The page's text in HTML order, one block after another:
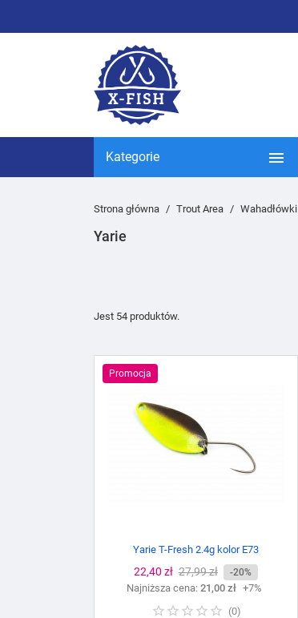
Kategorie 
Strona główna Trout Area Wahadłówki
Yarie
Jest 54 produktów.
Promocja
Yarie T-Fresh 2.4g kolor E73
Cena
22,40 zł Cena
podstawowa
27,99 zł -20%
Najniższa cena: 21,00 zł +7%
(0)